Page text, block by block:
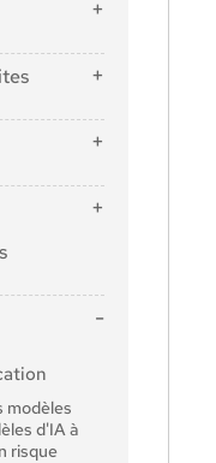
matière
des
III
aux
des
de
modèles
d'IA à
risque